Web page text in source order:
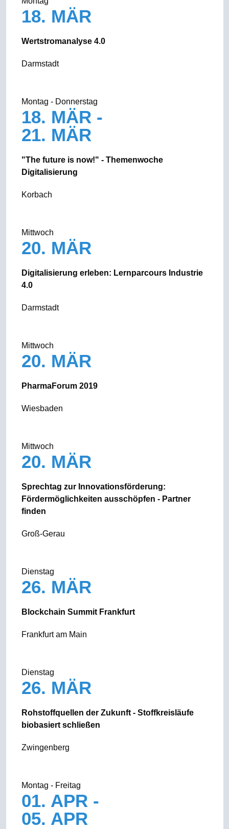
18. MÄR
Wertstromanalyse 4.0
Darmstadt
Montag - Donnerstag
18. MÄR -
21. MÄR
"The future is now!" - Themenwoche
Digitalisierung
Korbach
Mittwoch
20. MÄR
Digitalisierung erleben: Lernparcours Industrie
4.0
Darmstadt
Mittwoch
20. MÄR
PharmaForum 2019
Wiesbaden
Mittwoch
20. MÄR
Sprechtag zur Innovationsförderung:
Fördermöglichkeiten ausschöpfen - Partner
finden
Groß-Gerau
Dienstag
26. MÄR
Blockchain Summit Frankfurt
Frankfurt am Main
Dienstag
26. MÄR
Rohstoffquellen der Zukunft - Stoffkreisläufe
biobasiert schließen
Zwingenberg
Montag - Freitag
01. APR -
05. APR